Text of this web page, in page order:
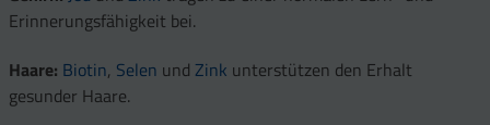
Erinnerungsfähigkeit bei.
Haare: Biotin, Selen und Zink unterstützen den Erhalt
gesunder Haare.